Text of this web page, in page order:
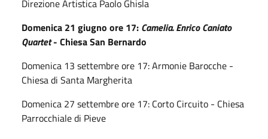
Direzione Artistica Paolo Ghisla
Domenica 21 giugno ore 17: Camelia. Enrico Caniato
Quartet- Chiesa San Bernardo
Domenica 13 settembre ore 17: Armonie Barocche -
Chiesa di Santa Margherita
Domenica 27 settembre ore 17: Corto Circuito - Chiesa
Parrocchiale di Pieve